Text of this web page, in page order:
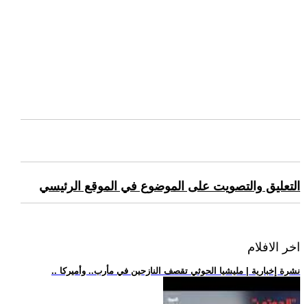
التعليق والتصويت على الموضوع في الموقع الرئيسي
اخر الافلام
.. نشرة إخبارية | مليشيا الحوثي تقصف النازحين في مأرب.. وأميركا